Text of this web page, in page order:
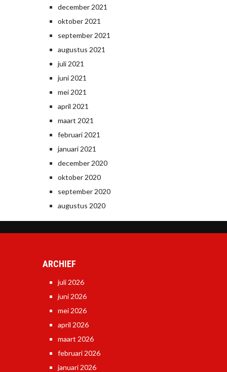
december 2021
oktober 2021
september 2021
augustus 2021
juli 2021
juni 2021
mei 2021
april 2021
maart 2021
februari 2021
januari 2021
december 2020
oktober 2020
september 2020
augustus 2020
ARCHIEF
juli 2026
juni 2026
mei 2026
april 2026
maart 2026
februari 2026
januari 2026